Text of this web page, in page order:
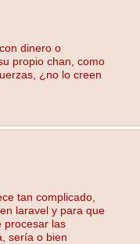
dinero o
propio chan, como
¿no lo creen
tan complicado,
laravel y para que
procesar las
sería o bien